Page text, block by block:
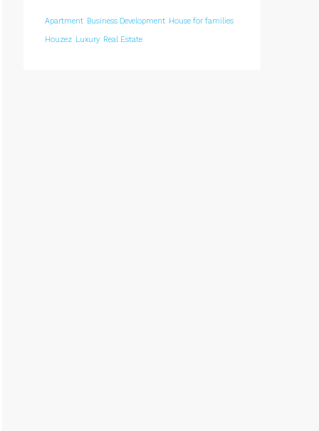
Apartment Business Development House for families
Houzez Luxury Real Estate